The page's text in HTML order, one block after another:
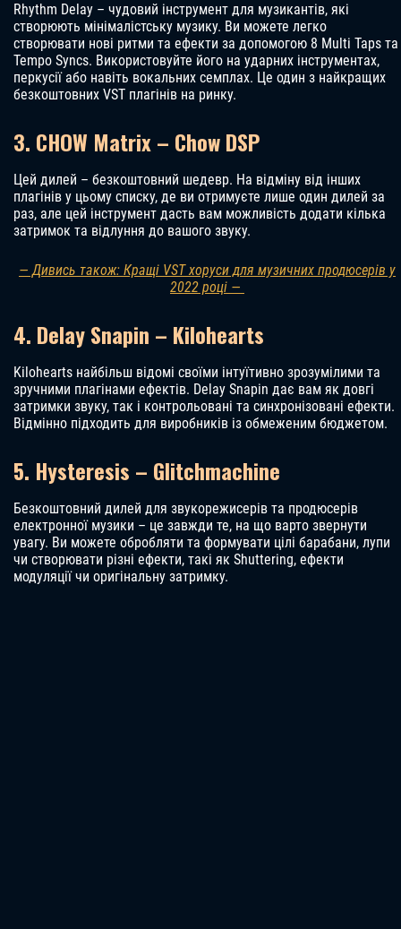
Rhythm Delay – чудовий інструмент для музикантів, які
створюють мінімалістську музику. Ви можете легко
створювати нові ритми та ефекти за допомогою 8 Multi Taps та
Tempo Syncs. Використовуйте його на ударних інструментах,
перкусії або навіть вокальних семплах. Це один з найкращих
безкоштовних VST плагінів на ринку.
3. CHOW Matrix – Chow DSP
Цей дилей – безкоштовний шедевр. На відміну від інших
плагінів у цьому списку, де ви отримуєте лише один дилей за
раз, але цей інструмент дасть вам можливість додати кілька
затримок та відлуння до вашого звуку.
— Дивись також: Кращі VST хоруси для музичних продюсерів у
2022 році —
4. Delay Snapin – Kilohearts
Kilohearts найбільш відомі своїми інтуїтивно зрозумілими та
зручними плагінами ефектів. Delay Snapin дає вам як довгі
затримки звуку, так і контрольовані та синхронізовані ефекти.
Відмінно підходить для виробників із обмеженим бюджетом.
5. Hysteresis – Glitchmachine
Безкоштовний дилей для звукорежисерів та продюсерів
електронної музики – це завжди те, на що варто звернути
увагу. Ви можете обробляти та формувати цілі барабани, лупи
чи створювати різні ефекти, такі як Shuttering, ефекти
модуляції чи оригінальну затримку.